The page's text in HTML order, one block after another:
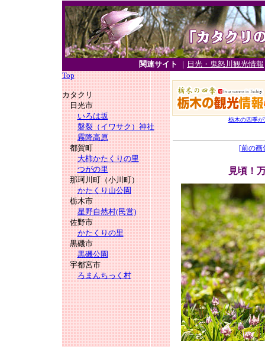
関連サイト ｜ 日光・鬼怒川観光情報
Top
カタクリ
日光市
いろは坂
磐裂（イワサク）神社
霧降高原
都賀町
大柿かたくりの里
つがの里
那珂川町（小川町）
かたくり山公園
栃木市
星野自然村(民営)
佐野市
かたくりの里
黒磯市
黒磯公園
宇都宮市
ろまんちっく村
栃木の四季
[前の画
見頃！